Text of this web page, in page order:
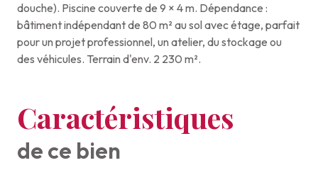
douche). Piscine couverte de 9 × 4 m. Dépendance :
bâtiment indépendant de 80 m² au sol avec étage, parfait
pour un projet professionnel, un atelier, du stockage ou
des véhicules. Terrain d'env. 2 230 m².
Caractéristiques
de ce bien